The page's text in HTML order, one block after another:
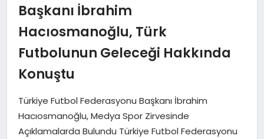
TEKNOLOJI
YAŞAM
Başkanı İbrahim
Hacıosmanoğlu, Türk
Futbolunun Geleceği Hakkında
Konuştu
Türkiye Futbol Federasyonu Başkanı İbrahim
Hacıosmanoğlu, Medya Spor Zirvesinde
Açıklamalarda Bulundu Türkiye Futbol Federasyonu